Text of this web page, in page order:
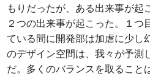
もりだったが、ある出来事が
２つの出来事が起こった。１つ
ている間に開発部は加虐に少し
のデザイン空間は、我々が予測
だ。多くのバランスを取ること